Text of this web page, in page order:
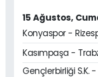
15 Ağustos,
Konyaspor -
Kasımpaşa -
Gençlerbirliği S.K. -